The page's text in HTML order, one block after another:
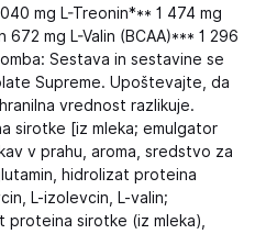
mg L-Treonin*** 1 474 mg
mg L-Valin (BCAA)*** 1 296
Sestava in sestavine se
Supreme. Upoštevajte, da
vrednost razlikuje.
sirotke [iz mleka; emulgator
v prahu, aroma, sredstvo za
hidrolizat proteina
L-izolevcin, L-valin;
sirotke (iz mleka),